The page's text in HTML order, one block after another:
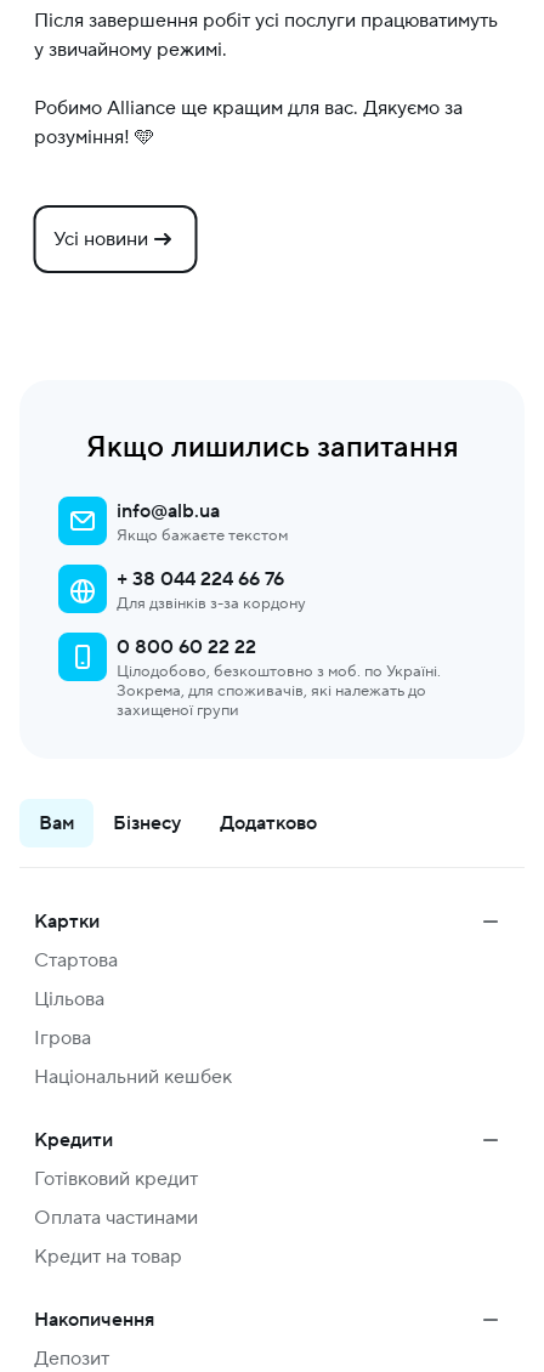
Після завершення робіт усі послуги працюватимуть
у звичайному режимі.
Робимо Alliance ще кращим для вас. Дякуємо за
розуміння! 🩵
Усі новини
Якщо лишились запитання
info@alb.ua
Якщо бажаєте текстом
+ 38 044 224 66 76
Для дзвінків з-за кордону
0 800 60 22 22
Цілодобово, безкоштовно з моб. по Україні.
Зокрема, для споживачів, які належать до
захищеної групи
Вам Бізнесу Додатково
Картки
Стартова
Цільова
Ігрова
Національний кешбек
Кредити
Готівковий кредит
Оплата частинами
Кредит на товар
Накопичення
Депозит